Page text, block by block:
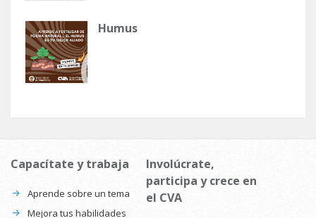
Humus
Capacítate y trabaja
Aprende sobre un tema
Mejora tus habilidades
Involúcrate,
participa y crece en
el CVA